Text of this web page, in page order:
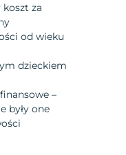
za
od wieku
dzieckiem
–
były one